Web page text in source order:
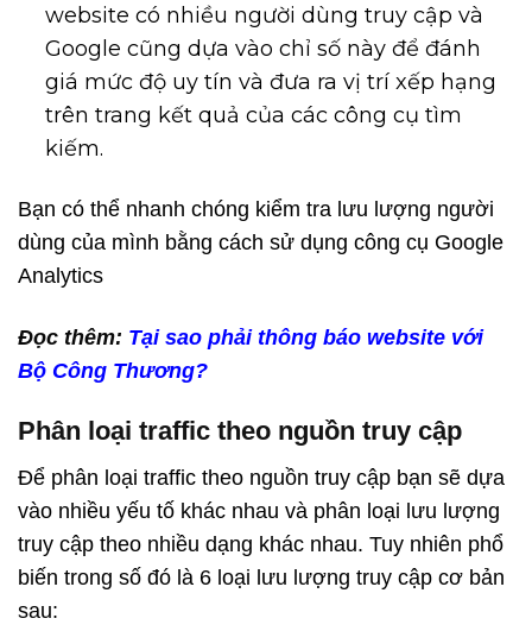
website có nhiều người dùng truy cập và
Google cũng dựa vào chỉ số này để đánh
giá mức độ uy tín và đưa ra vị trí xếp hạng
trên trang kết quả của các công cụ tìm
kiếm.
Bạn có thể nhanh chóng kiểm tra lưu lượng người
dùng của mình bằng cách sử dụng công cụ Google
Analytics
Đọc thêm: Tại sao phải thông báo website với
Bộ Công Thương?
Phân loại traffic theo nguồn truy cập
Để phân loại traffic theo nguồn truy cập bạn sẽ dựa
vào nhiều yếu tố khác nhau và phân loại lưu lượng
truy cập theo nhiều dạng khác nhau. Tuy nhiên phổ
biến trong số đó là 6 loại lưu lượng truy cập cơ bản
sau: